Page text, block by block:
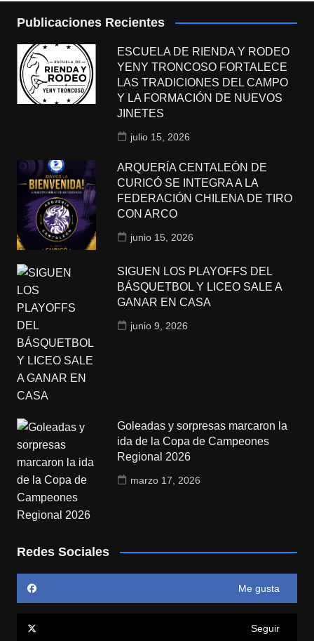
Publicaciones Recientes
ESCUELA DE RIENDA Y RODEO
YENY TRONCOSO FORTALECE
LAS TRADICIONES DEL CAMPO
Y LA FORMACIÓN DE NUEVOS
JINETES
julio 15, 2026
ARQUERÍA CENTALEÓN DE
CURICÓ SE INTEGRA A LA
FEDERACIÓN CHILENA DE TIRO
CON ARCO
junio 15, 2026
SIGUEN LOS PLAYOFFS DEL
BÁSQUETBOL Y LICEO SALE A
GANAR EN CASA
junio 9, 2026
Goleadas y sorpresas marcaron la
ida de la Copa de Campeones
Regional 2026
marzo 17, 2026
Redes Sociales
Me gusta
Seguir